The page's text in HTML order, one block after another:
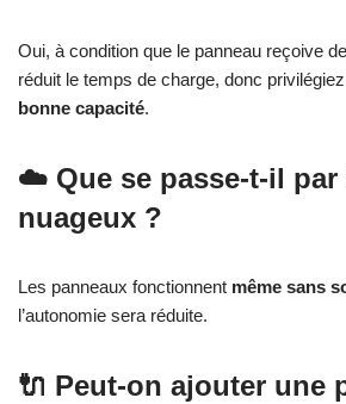
Oui, à condition que le panneau reçoive
réduit le temps de charge, donc
bonne capacité.
☁️ Que se passe-t-il par
nuageux ?
Les panneaux fonctionnent même sans
l’autonomie sera réduite.
🔌 Peut-on ajouter une